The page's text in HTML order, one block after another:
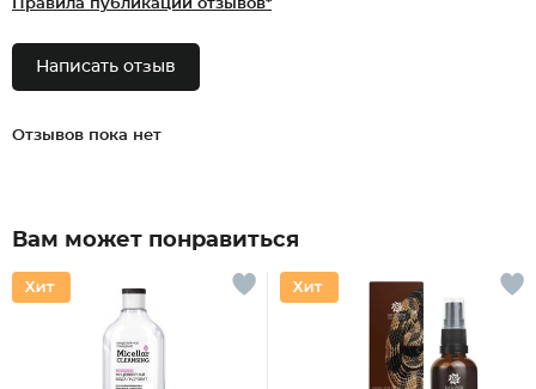
Правила публикации отзывов*
Написать отзыв
Отзывов пока нет
Вам может понравиться